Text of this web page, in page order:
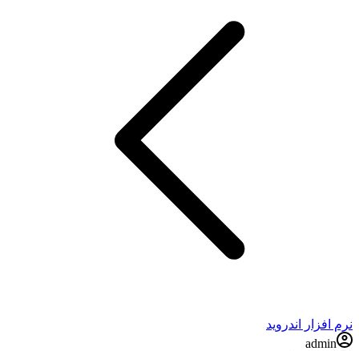
نرم افزار اندروید
admin